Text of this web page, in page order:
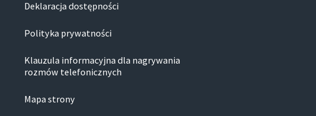
Deklaracja dostępności
Polityka prywatności
Klauzula informacyjna dla nagrywania
rozmów telefonicznych
Mapa strony